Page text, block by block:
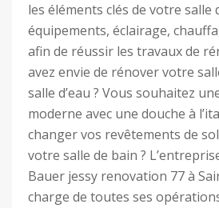
les éléments clés de votre salle
équipements, éclairage,
afin de réussir les travaux de
avez envie de rénover votre
salle d’eau ? Vous souhaitez
moderne avec une douche à
changer vos revêtements de
votre salle de bain ?
Bauer jessy renovation 77 à
charge de toutes ses